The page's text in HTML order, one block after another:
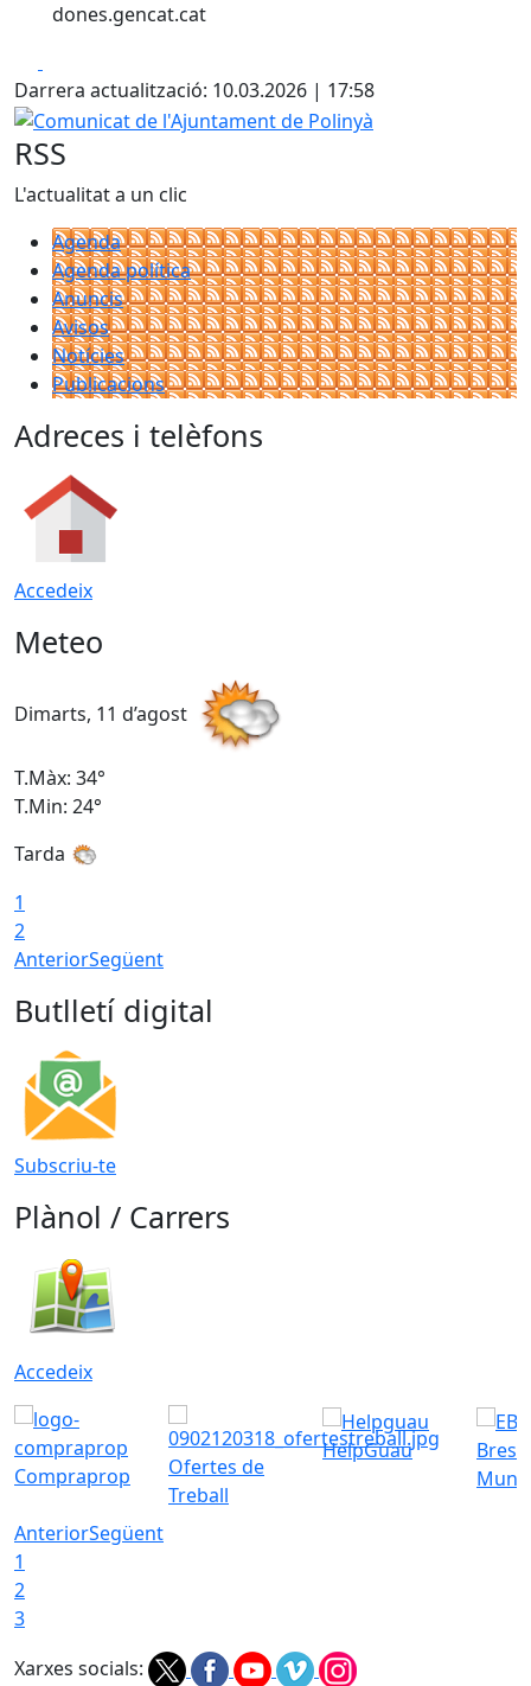
dones.gencat.cat
Darrera actualització: 10.03.2026 | 17:58
Comunicat de l'Ajuntament de Polinyà
RSS
L'actualitat a un clic
Agenda
Agenda política
Anuncis
Avisos
Notícies
Publicacions
Adreces i telèfons
Accedeix
Meteo
Dimarts, 11 d’agost
T.Màx: 34°
T.Min: 24°
Tarda
1
2
AnteriorSegüent
Butlletí digital
Subscriu-te
Plànol / Carrers
Accedeix
Compraprop
Ofertes de
Treball
HelpGuau
AnteriorSegüent
1
2
3
Xarxes socials: